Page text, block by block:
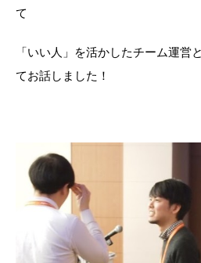
て
「いい人」を活かしたチーム運営
てお話しました！